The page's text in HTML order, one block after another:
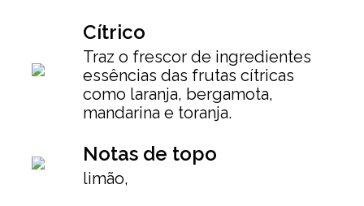
Cítrico
Traz o frescor de ingredientes
essências das frutas cítricas
como laranja, bergamota,
mandarina e toranja.
Notas de topo
limão,